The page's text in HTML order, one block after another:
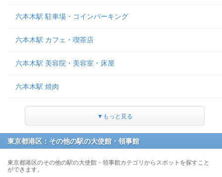
六本木駅 駐車場・コインパーキング
六本木駅 カフェ・喫茶店
六本木駅 美容院・美容室・床屋
六本木駅 焼肉
▼もっと見る
東京都港区：その他の駅の大使館・領事館
東京都港区のその他の駅の大使館・領事館カテゴリからスポットを探すこと
ができます。